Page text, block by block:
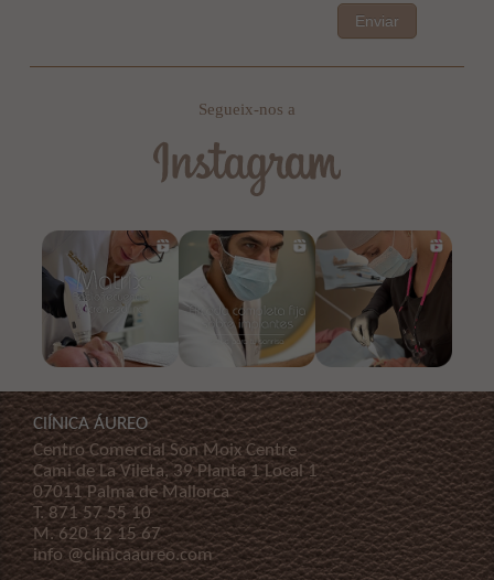
Enviar
Segueix-nos a
ClÍNICA ÁUREO
Centro Comercial Son Moix Centre
Cami de La Vileta, 39 Planta 1 Local 1
07011 Palma de Mallorca
T.871 57 55 10
M.620 12 15 67
info @clinicaaureo.com